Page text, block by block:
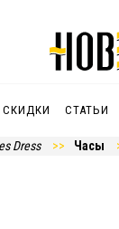
СКИДКИ СТАТЬИ
Dress Часы